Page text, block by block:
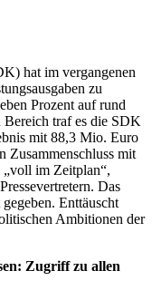
hat im vergangenen
zu
Prozent auf rund
traf es die SDK
mit 88,3 Mio. Euro
Zusammenschluss mit
„voll im Zeitplan“,
Das
Enttäuscht
Ambitionen der
Zugriff zu allen